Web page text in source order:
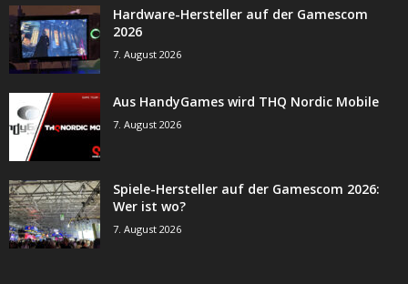
Hardware-Hersteller auf der Gamescom
2026
7. August 2026
Aus HandyGames wird THQ Nordic Mobile
7. August 2026
Spiele-Hersteller auf der Gamescom 2026:
Wer ist wo?
7. August 2026